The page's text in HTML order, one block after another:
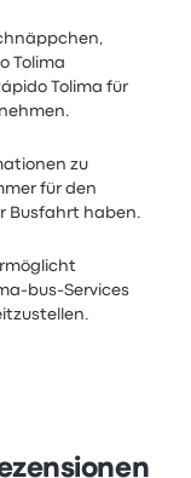
Tolima
Tolima für
zu
für den
Busfahrt haben.
bus-Services